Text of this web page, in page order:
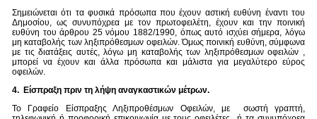
Σημειώνεται ότι τα φυσικά πρόσωπα που έχουν αστική ευθύνη έναντι του
Δημοσίου, ως συνυπόχρεα με τον πρωτοφειλέτη, έχουν και την ποινική
ευθύνη του άρθρου 25 νόμου 1882/1990, όπως αυτό ισχύει σήμερα, λόγω
μη καταβολής των ληξιπρόθεσμων οφειλών. Όμως ποινική ευθύνη, σύμφωνα
με τις διατάξεις αυτές, λόγω μη καταβολής των ληξιπρόθεσμων οφειλών ,
μπορεί να έχουν και άλλα πρόσωπα και μάλιστα για μεγαλύτερο εύρος
οφειλών.
4. Είσπραξη πριν τη λήψη αναγκαστικών μέτρων.
Το Γραφείο Είσπραξης Ληξιπροθέσμων Οφειλών, με σωστή γραπτή,